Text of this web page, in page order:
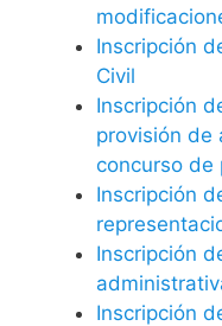
Inscripción
Civil
Inscripción
provisión de
concurso de
Inscripción
Inscripción
Inscripción